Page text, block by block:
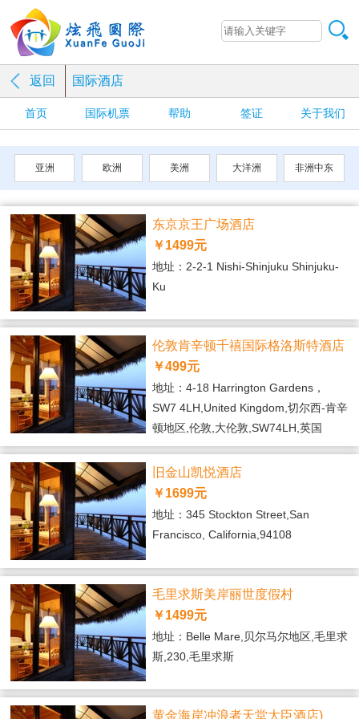
返回 国际酒店
首页 国际机票 帮助 签证 关于我们
亚洲 欧洲 美洲 大洋洲 非洲中东
东京京王广场酒店
￥1499元
地址：2-2-1 Nishi-Shinjuku Shinjuku-
Ku
伦敦肯辛顿千禧国际格洛斯特酒店
￥499元
地址：4-18 Harrington Gardens，
SW7 4LH,United Kingdom,切尔西-肯辛
顿地区,伦敦,大伦敦,SW74LH,英国
旧金山凯悦酒店
￥1699元
地址：345 Stockton Street,San
Francisco, California,94108
毛里求斯美岸丽世度假村
￥1499元
地址：Belle Mare,贝尔马尔地区,毛里求
斯,230,毛里求斯
黄金海岸冲浪者天堂大臣酒店)